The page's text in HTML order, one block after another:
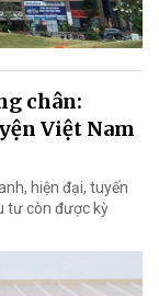
chân:
Việt Nam
hiện đại, tuyến
tư còn được kỳ